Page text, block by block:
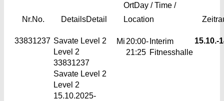
Nr.No. DetailsDetail
OrtDay / Time /
Location
33831237 Savate Level 2
Level 2
33831237
Savate Level 2
Level 2
15.10.2025-
Mi 20:00-
21:25
Interim
Fitnesshalle
15.10.-